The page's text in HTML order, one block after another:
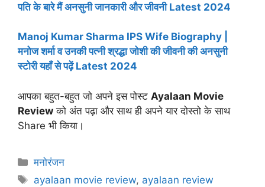
पति के बारे मैं अनसुनी जानकारी और जीवनी Latest 2024
Manoj Kumar Sharma IPS Wife Biography |
मनोज शर्मा व उनकी पत्नी श्रद्धा जोशी की जीवनी की अनसुनी
स्टोरी यहाँ से पढ़ें Latest 2024
आपका बहुत-बहुत जो अपने इस पोस्ट Ayalaan Movie
Review को अंत पढ़ा और साथ ही अपने यार दोस्तो के साथ
Share भी किया।
Categories
मनोरंजन
Tags
ayalaan movie review, ayalaan review